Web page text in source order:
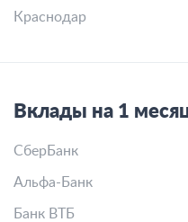
Краснодар
Вклады на 1
СберБанк
Альфа-Банк
Банк ВТБ